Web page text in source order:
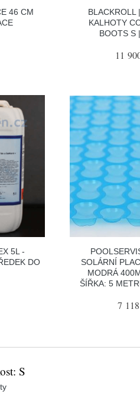
46 CM
BLACKROLL
KALHOTY
BOOTS S
11
5L -
DO
SOLÁRNÍ
MODRÁ
ŠÍŘKA: 5
7
S